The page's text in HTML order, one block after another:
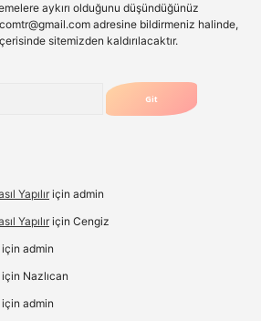
aykırı olduğunu düşündüğünüz
adresine bildirmeniz halinde,
sitemizden kaldırılacaktır.
Yapılır için admin
Yapılır için Cengiz
için admin
için Nazlıcan
için admin